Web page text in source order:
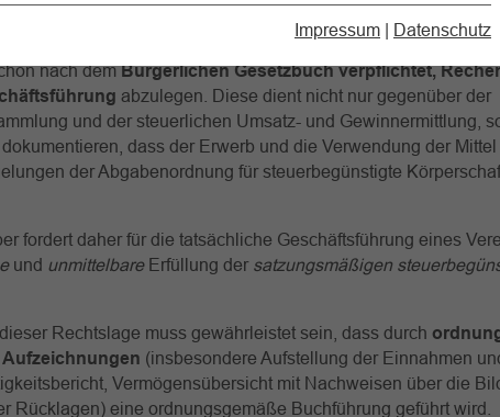
Impressum | Datenschutz
nach demBürgerlichen Gesetzbuch verpflichtet,
abzulegen. Diese dient nicht nur gegenüber der
und der steuerlichen Umsatz- und Gewinnermittlung,
dass der Erwerb und die Verwendung der
der Abgabenordnung für steuerbegünstigte
fordert daher für die tatsächliche Geschäftsführung eines
und unmittelbareErfüllung der satzungsmäßigen
Rechtslage muss gewährleistet sein, dass durch
(insbesondere Aufstellung der Einnahmen
Vermögensübersicht mit Nachweisen über die
Rücklagen) eine ordnungsgemäße Buchführung geführt wird.